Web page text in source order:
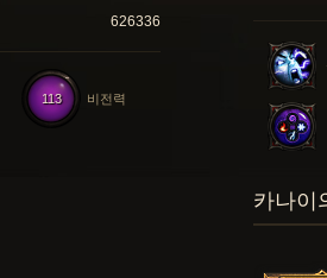
626336
113 비전력
카나이